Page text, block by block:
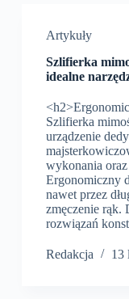
Artykuły
Szlifierka
idealne
Szlifierka
urządzenie
wykonania
Ergonomiczny
nawet przez
zmęczenie rąk.
rozwiązań
Redakcja 13